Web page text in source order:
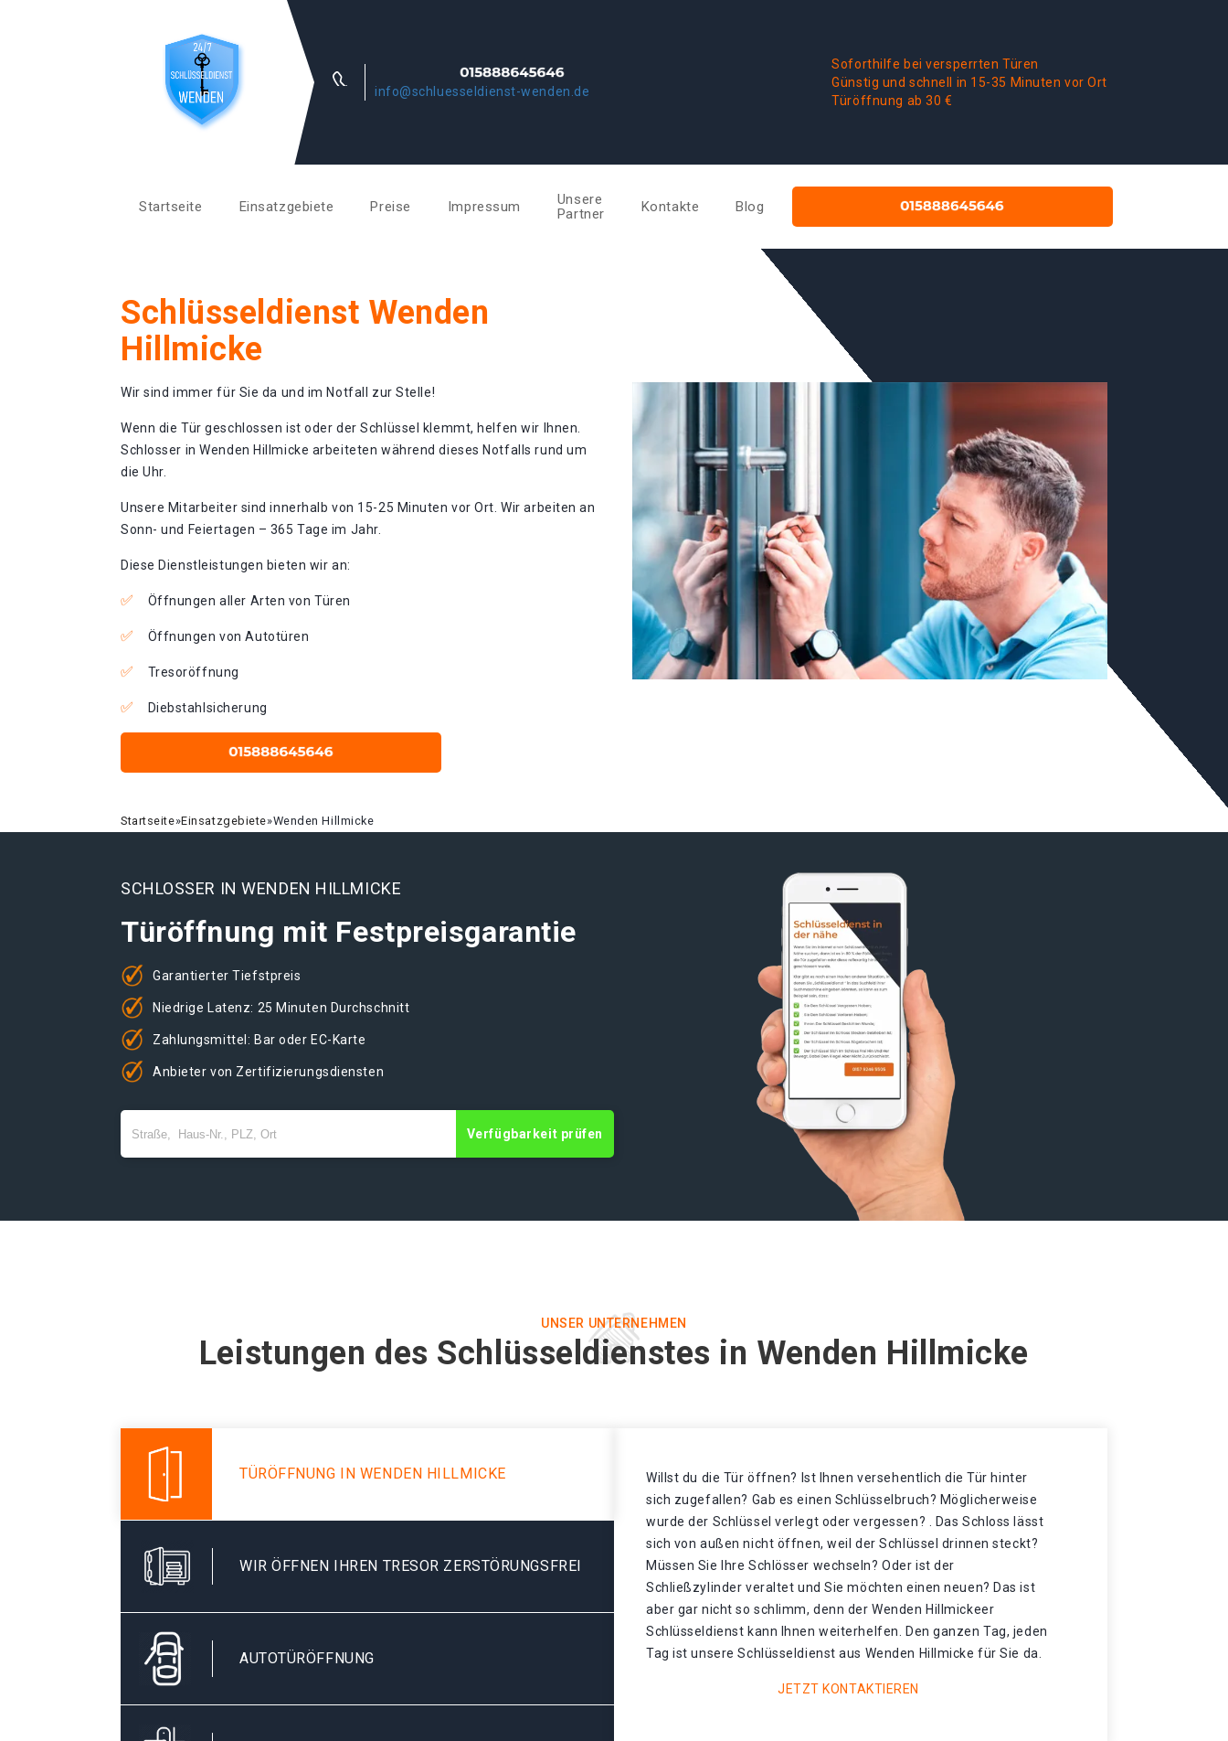
info@schluesseldienst-wenden.de
Soforthilfe bei versperrten Türen
Günstig und schnell in 15-35 Minuten vor Ort
Türöffnung ab 30 €
Startseite Einsatzgebiete Preise Impressum
Unsere
Partner
Kontakte Blog
Schlüsseldienst Wenden
Hillmicke
Wir sind immer für Sie da und im Notfall zur Stelle!
Wenn die Tür geschlossen ist oder der Schlüssel klemmt, helfen wir Ihnen.
Schlosser in Wenden Hillmicke arbeiteten während dieses Notfalls rund um
die Uhr.
Unsere Mitarbeiter sind innerhalb von 15-25 Minuten vor Ort. Wir arbeiten an
Sonn- und Feiertagen – 365 Tage im Jahr.
Diese Dienstleistungen bieten wir an:
Öffnungen aller Arten von Türen
Öffnungen von Autotüren
Tresoröffnung
Diebstahlsicherung
Startseite»Einsatzgebiete»Wenden Hillmicke
SCHLOSSER IN WENDEN HILLMICKE
Türöffnung mit Festpreisgarantie
Garantierter Tiefstpreis
Niedrige Latenz: 25 Minuten Durchschnitt
Zahlungsmittel: Bar oder EC-Karte
Anbieter von Zertifizierungsdiensten
Verfügbarkeit prüfen
UNSER UNTERNEHMEN
Leistungen des Schlüsseldienstes in Wenden Hillmicke
TÜRÖFFNUNG IN WENDEN HILLMICKE
WIR ÖFFNEN IHREN TRESOR ZERSTÖRUNGSFREI
AUTOTÜRÖFFNUNG
Willst du die Tür öffnen? Ist Ihnen versehentlich die Tür hinter
sich zugefallen? Gab es einen Schlüsselbruch? Möglicherweise
wurde der Schlüssel verlegt oder vergessen? . Das Schloss lässt
sich von außen nicht öffnen, weil der Schlüssel drinnen steckt?
Müssen Sie Ihre Schlösser wechseln? Oder ist der
Schließzylinder veraltet und Sie möchten einen neuen? Das ist
aber gar nicht so schlimm, denn der Wenden Hillmickeer
Schlüsseldienst kann Ihnen weiterhelfen. Den ganzen Tag, jeden
Tag ist unsere Schlüsseldienst aus Wenden Hillmicke für Sie da.
JETZT KONTAKTIEREN